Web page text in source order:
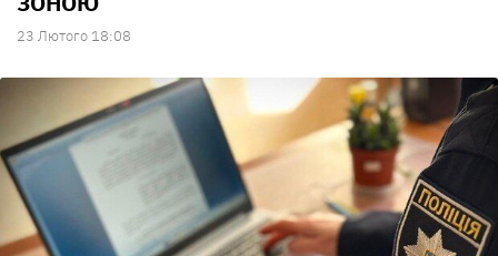
23 Лютого 18:08